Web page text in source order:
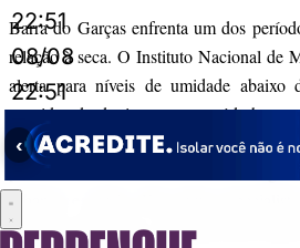
22:51
08/08
22:51
‹
Barra do Garças enfrenta um dos
relação à seca. O Instituto Nacional de
alerta para níveis de umidade
considerado de risco para a saúde
de incêndios. A ausência de
possibilidade de novos focos de fogo,
urbanas e rurais. Em suma
impacto ambiental, a fumaça pode